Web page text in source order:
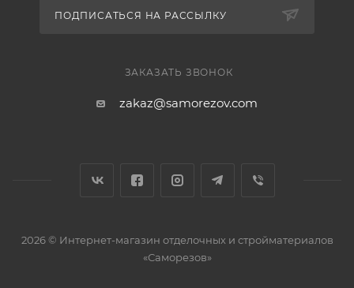
ПОДПИСАТЬСЯ НА РАССЫЛКУ
ЗАКАЗАТЬ ЗВОНОК
zakaz@samorezov.com
2026 © Интернет-магазин отделочных и стройматериалов
«Саморезов»